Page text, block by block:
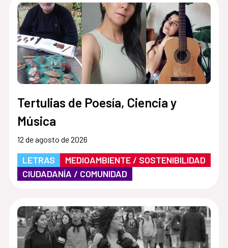
Tertulias de Poesía, Ciencia y
Música
12 de agosto de 2026
LETRAS
MEDIOAMBIENTE / SOSTENIBILIDAD
CIUDADANÍA / COMUNIDAD